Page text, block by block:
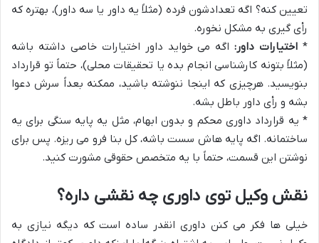
تعیین کنه؟ اگه تعدادشون فرده (مثلاً یه داور یا سه داور)، بهتره که
رأی گیری به مشکل نخوره.
* اختیارات داور:اگه می خواید داور اختیارات خاصی داشته باشه
(مثلاً بتونه کارشناسی انجام بده یا تحقیقات محلی)، حتماً تو قرارداد
بنویسید. هرچیزی که اینجا ننوشته باشید، ممکنه بعداً سرش دعوا
بشه و رأی داور باطل بشه.
* یه قرارداد داوری محکم و بدون ابهام، مثل یه پایه سنگی برای یه
ساختمانه. اگه پایه هاش سست باشه، کل بنا فرو می ریزه. پس برای
نوشتن این قسمت، حتماً با یه متخصص حقوقی مشورت کنید.
نقش وکیل توی داوری چه نقشی داره؟
خیلی ها فکر می کنن داوری انقدر ساده است که دیگه نیازی به